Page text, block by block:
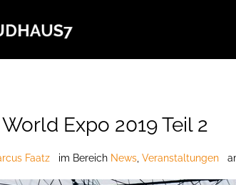
Expo 2019 Teil 2
Faatz im Bereich News Veranstaltungen